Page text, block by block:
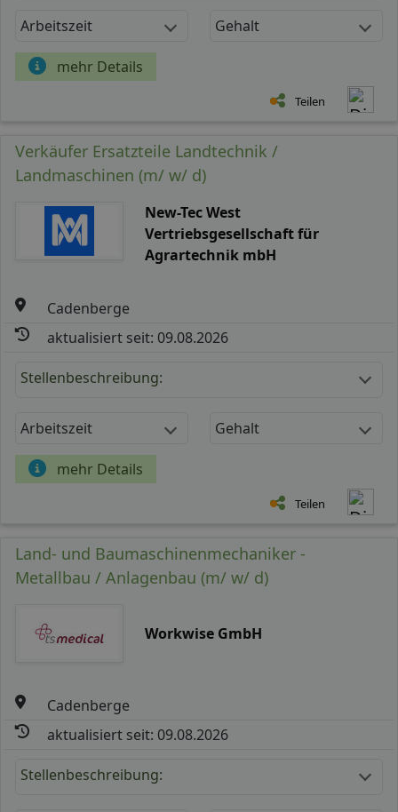
Arbeitszeit Gehalt
mehr Details
Teilen
Verkäufer Ersatzteile Landtechnik /
Landmaschinen (m/ w/ d)
New-Tec West
Vertriebsgesellschaft für
Agrartechnik mbH
Cadenberge
aktualisiert seit: 09.08.2026
Stellenbeschreibung:
Arbeitszeit Gehalt
mehr Details
Teilen
Land- und Baumaschinenmechaniker -
Metallbau / Anlagenbau (m/ w/ d)
Workwise GmbH
Cadenberge
aktualisiert seit: 09.08.2026
Stellenbeschreibung: